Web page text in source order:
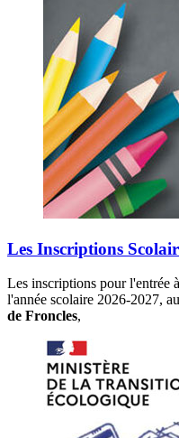
Les Inscriptions
Les inscriptions pour l'entrée à
l'année scolaire 2026-2027,
de Froncles,